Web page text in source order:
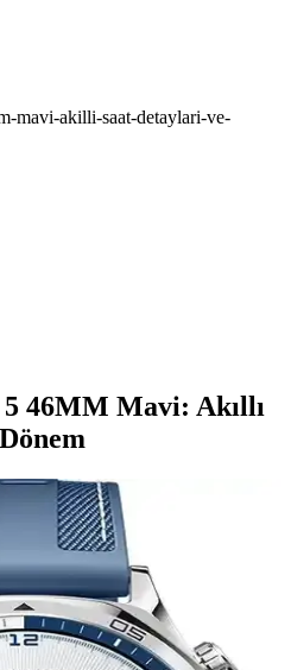
mavi-akilli-saat-detaylari-ve-
46MM Mavi: Akıllı